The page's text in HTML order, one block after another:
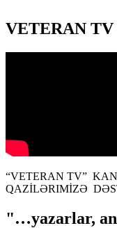
VETERAN TV
“VETERAN TV”
QAZİLƏRIMİZƏ
"…yazarlar,